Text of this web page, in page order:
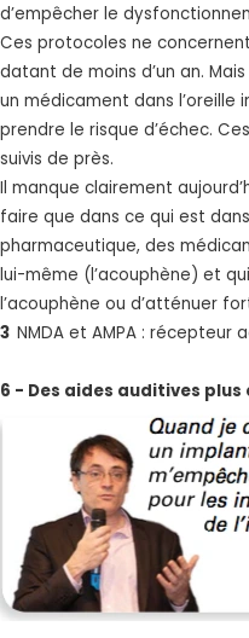
d’empêcher le
Ces protocoles ne
datant de moins d’un an.
un médicament dans l’oreille
prendre le risque d’échec.
suivis de près.
Il manque clairement
faire que dans ce qui est
pharmaceutique, des
lui-même (l’acouphène) et
l’acouphène ou d’atténuer
3 NMDA et AMPA :
6 - Des aides auditives